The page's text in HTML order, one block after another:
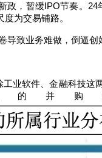
政，暂缓IPO节奏。 24
为交易铺路。
致业务难做，倒逼创
业软件、金融科技这
的并购